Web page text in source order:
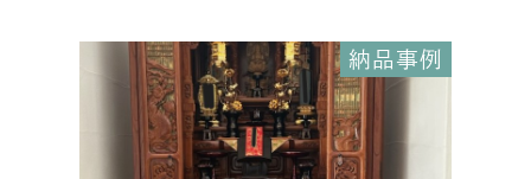
納品事例